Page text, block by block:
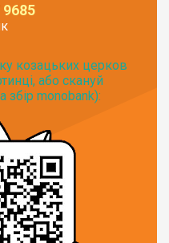
9685
козацьких церков
або скануй
збір monobank):